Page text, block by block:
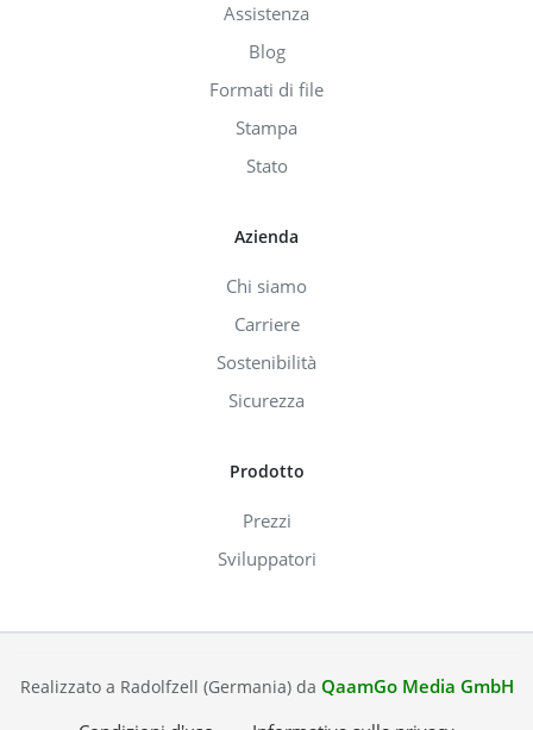
Assistenza
Blog
Formati di file
Stampa
Stato
Azienda
Chi siamo
Carriere
Sostenibilità
Sicurezza
Prodotto
Prezzi
Sviluppatori
Realizzato a Radolfzell (Germania) da QaamGo Media GmbH